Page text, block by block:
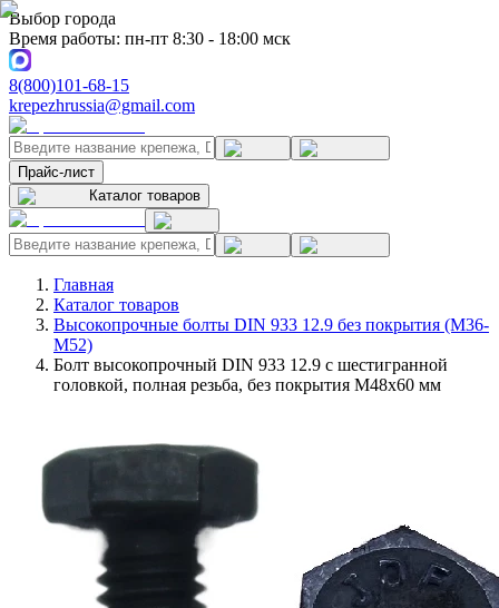
Выбор города
Время работы: пн-пт 8:30 - 18:00 мск
8(800)101-68-15
krepezhrussia@gmail.com
Прайс-лист
Каталог товаров
Главная
Каталог товаров
Высокопрочные болты DIN 933 12.9 без покрытия (M36-
M52)
Болт высокопрочный DIN 933 12.9 с шестигранной
головкой, полная резьба, без покрытия M48x60 мм